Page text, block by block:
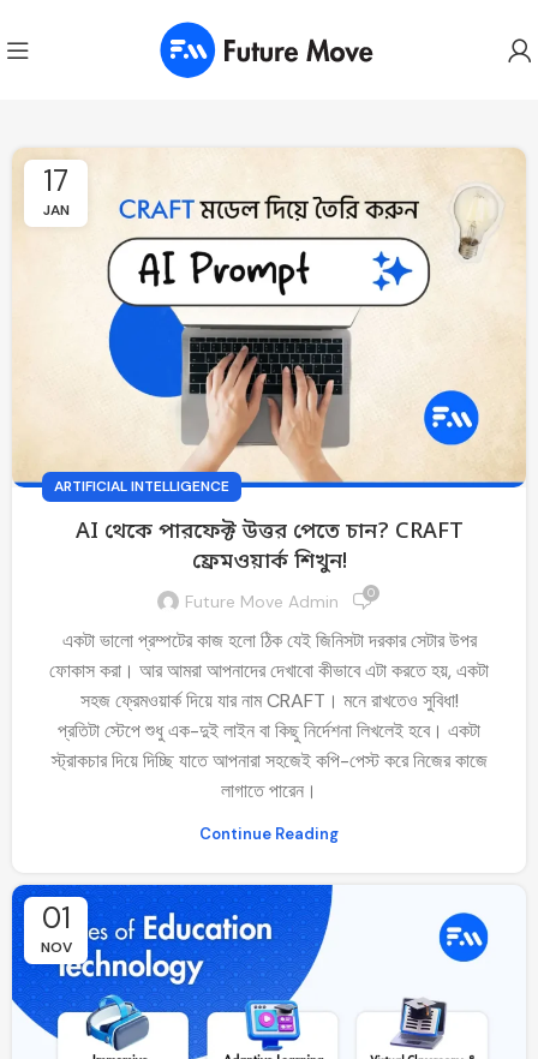
17
JAN
ARTIFICIAL INTELLIGENCE
AI থেকে পারফেক্ট উত্তর পেতে চান? CRAFT
ফ্রেমওয়ার্ক শিখুন!
Future Move Admin 0
একটা ভালো প্রম্পটের কাজ হলো ঠিক যেই জিনিসটা দরকার সেটার উপর
ফোকাস করা। আর আমরা আপনাদের দেখাবো কীভাবে এটা করতে হয়, একটা
সহজ ফ্রেমওয়ার্ক দিয়ে যার নাম CRAFT। মনে রাখতেও সুবিধা!
প্রতিটা স্টেপে শুধু এক-দুই লাইন বা কিছু নির্দেশনা লিখলেই হবে। একটা
স্ট্রাকচার দিয়ে দিচ্ছি যাতে আপনারা সহজেই কপি-পেস্ট করে নিজের কাজে
লাগাতে পারেন।
Continue Reading
01
NOV